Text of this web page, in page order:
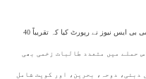
ہلالِ احمر کے مطابق ایران پر امریکی و اسرائیلی حملوں میں 200 سے زیادہ افراد ہلاک ہو چکے ہیں اور بی بی سی کے میڈیا پارٹنر، سی بی ایس نیوز نے رپورٹ کیا کہ تقریباً 40
تعداد طالبات کی ہے۔ اس حملے میں متعدد طالبات زخمی بھی
دوحہ، بحرین، اور کویت شامل